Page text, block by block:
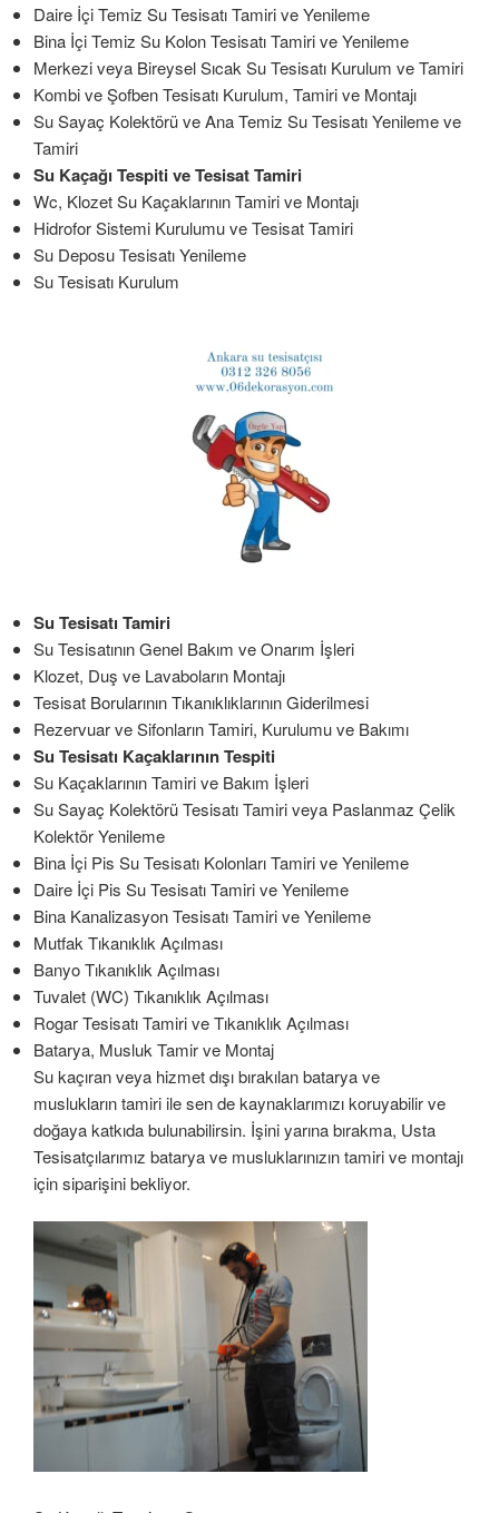
Daire İçi Temiz Su Tesisatı Tamiri ve Yenileme
Bina İçi Temiz Su Kolon Tesisatı Tamiri ve Yenileme
Merkezi veya Bireysel Sıcak Su Tesisatı Kurulum ve Tamiri
Kombi ve Şofben Tesisatı Kurulum, Tamiri ve Montajı
Su Sayaç Kolektörü ve Ana Temiz Su Tesisatı Yenileme ve
Tamiri
Su Kaçağı Tespiti ve Tesisat Tamiri
Wc, Klozet Su Kaçaklarının Tamiri ve Montajı
Hidrofor Sistemi Kurulumu ve Tesisat Tamiri
Su Deposu Tesisatı Yenileme
Su Tesisatı Kurulum
Su Tesisatı Tamiri
Su Tesisatının Genel Bakım ve Onarım İşleri
Klozet, Duş ve Lavaboların Montajı
Tesisat Borularının Tıkanıklıklarının Giderilmesi
Rezervuar ve Sifonların Tamiri, Kurulumu ve Bakımı
Su Tesisatı Kaçaklarının Tespiti
Su Kaçaklarının Tamiri ve Bakım İşleri
Su Sayaç Kolektörü Tesisatı Tamiri veya Paslanmaz Çelik
Kolektör Yenileme
Bina İçi Pis Su Tesisatı Kolonları Tamiri ve Yenileme
Daire İçi Pis Su Tesisatı Tamiri ve Yenileme
Bina Kanalizasyon Tesisatı Tamiri ve Yenileme
Mutfak Tıkanıklık Açılması
Banyo Tıkanıklık Açılması
Tuvalet (WC) Tıkanıklık Açılması
Rogar Tesisatı Tamiri ve Tıkanıklık Açılması
Batarya, Musluk Tamir ve Montaj
Su kaçıran veya hizmet dışı bırakılan batarya ve
muslukların tamiri ile sen de kaynaklarımızı koruyabilir ve
doğaya katkıda bulunabilirsin. İşini yarına bırakma, Usta
Tesisatçılarımız batarya ve musluklarınızın tamiri ve montajı
için siparişini bekliyor.